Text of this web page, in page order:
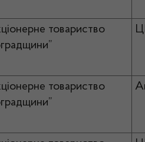
товариство
товариство